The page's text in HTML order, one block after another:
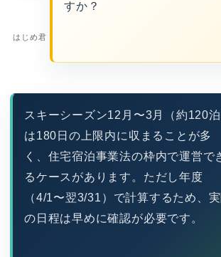
はじめ君
すか？
スキーシーズン12月〜3月（約120泊
は180日の上限内に収まることが多
く、住宅宿泊事業法の枠内で運営で
るケースがあります。ただし年度
（4/1〜翌3/31）で計算するため、
の日程は早めに確認が必要です。